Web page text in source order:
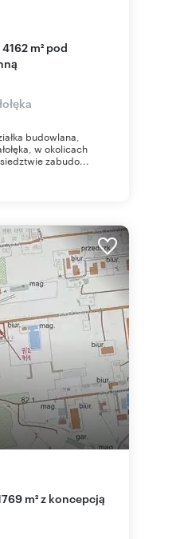
budowlana,
w okolicach
zabudo...